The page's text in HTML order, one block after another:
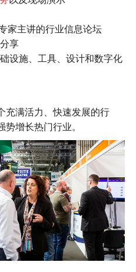
家主讲的行业信息论坛
享
设施、工具、设计和数字化
满活力、快速发展的行
增长热门行业。